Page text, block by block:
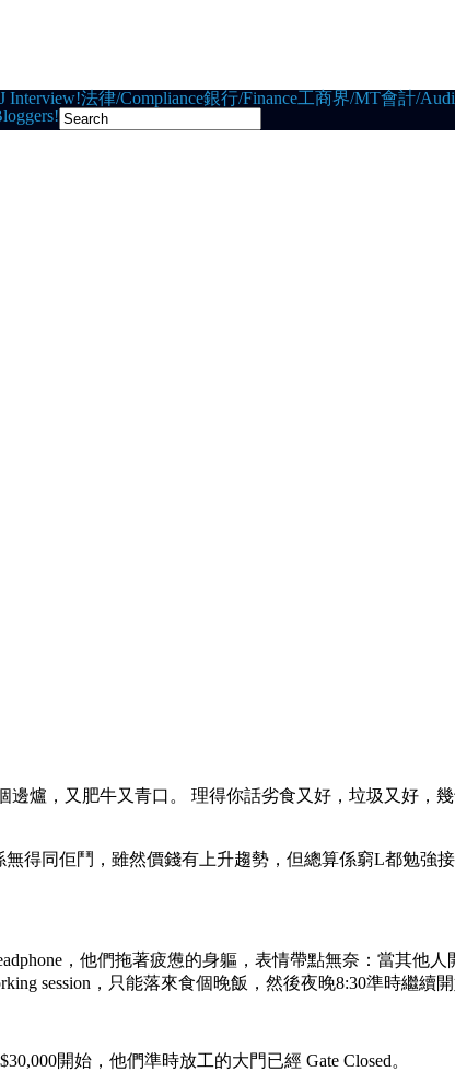
Interview!法律/Compliance銀行/Finance工商界/MT會計/
爐，又肥牛又青口。 理得你話劣食又好，垃圾又好，幾
得同佢鬥，雖然價錢有上升趨勢，但總算係窮L都勉強
，他們拖著疲憊的身軀，表情帶點無奈：當其他
session，只能落來食個晚飯，然後夜晚8:30準時繼續
開始，他們準時放工的大門已經 Gate Closed。